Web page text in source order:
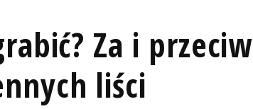
Za i przeciw
liści